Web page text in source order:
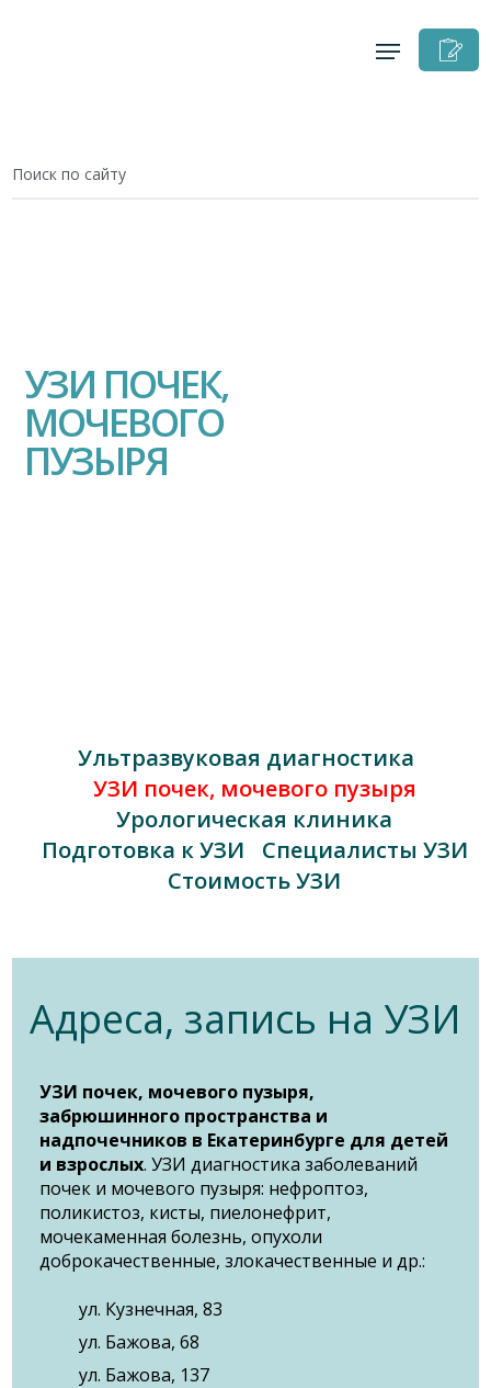
УЗИ ПОЧЕК,
МОЧЕВОГО
ПУЗЫРЯ
Ультразвуковая диагностика
УЗИ почек, мочевого пузыря
Урологическая клиника
Подготовка к УЗИ
Специалисты УЗИ
Стоимость УЗИ
Адреса, запись на УЗИ
УЗИ почек, мочевого пузыря,
забрюшинного пространства и
надпочечников в Екатеринбурге для детей
и взрослых. УЗИ диагностика заболеваний
почек и мочевого пузыря: нефроптоз,
поликистоз, кисты, пиелонефрит,
мочекаменная болезнь, опухоли
доброкачественные, злокачественные и др.:
ул. Кузнечная, 83
ул. Бажова, 68
ул. Бажова, 137